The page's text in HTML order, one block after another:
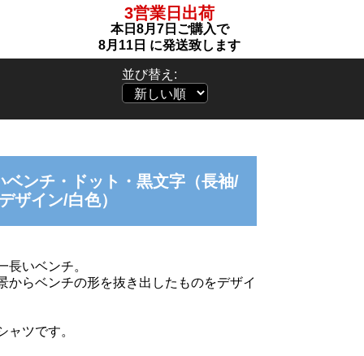
3営業日出荷
本日 8月7日 ご購入で
8月11日 に発送致します
並び替え:
ベンチ・ドット・黒文字（長袖/
ザイン/白色）
長いベンチ。
からベンチの形を抜き出したものをデザイ
ツです。